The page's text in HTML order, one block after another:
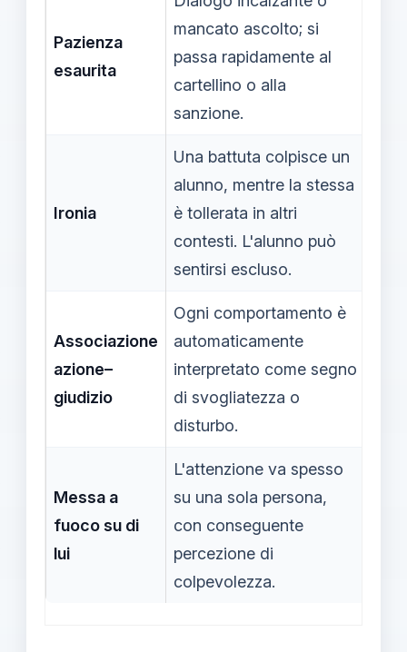
Pazienza
esaurita
mancato ascolto; si
passa rapidamente al
cartellino o alla
sanzione.
Ironia
Una battuta colpisce un
alunno, mentre la stessa
è tollerata in altri
contesti. L'alunno può
sentirsi escluso.
Associazione
azione–
giudizio
Ogni comportamento è
automaticamente
interpretato come segno
di svogliatezza o
disturbo.
Messa a
fuoco su di
lui
L'attenzione va spesso
su una sola persona,
con conseguente
percezione di
colpevolezza.